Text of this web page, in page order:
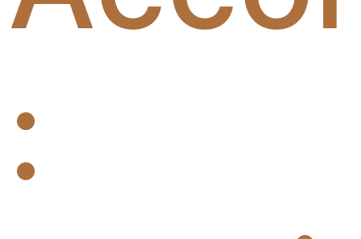
: